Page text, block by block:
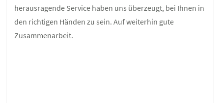
herausragende Service haben uns überzeugt, bei Ihnen in
den richtigen Händen zu sein. Auf weiterhin gute
Zusammenarbeit.